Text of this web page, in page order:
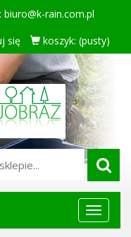
biuro@k-rain.com.pl
się koszyk: (pusty)
Menu
główne